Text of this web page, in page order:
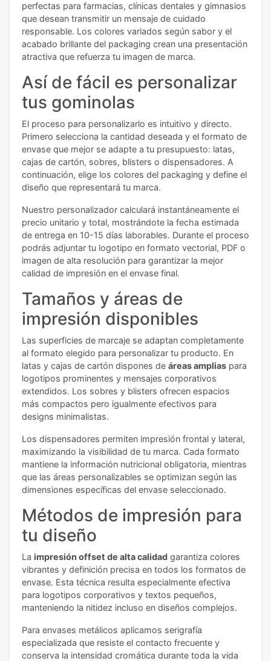
perfectas para farmacias, clínicas dentales y gimnasios
que desean transmitir un mensaje de cuidado
responsable. Los colores variados según sabor y el
acabado brillante del packaging crean una presentación
atractiva que refuerza tu imagen de marca.
Así de fácil es personalizar
tus gominolas
El proceso para personalizarlo es intuitivo y directo.
Primero selecciona la cantidad deseada y el formato de
envase que mejor se adapte a tu presupuesto: latas,
cajas de cartón, sobres, blisters o dispensadores. A
continuación, elige los colores del packaging y define el
diseño que representará tu marca.
Nuestro personalizador calculará instantáneamente el
precio unitario y total, mostrándote la fecha estimada
de entrega en 10-15 días laborables. Durante el proceso
podrás adjuntar tu logotipo en formato vectorial, PDF o
imagen de alta resolución para garantizar la mejor
calidad de impresión en el envase final.
Tamaños y áreas de
impresión disponibles
Las superficies de marcaje se adaptan completamente
al formato elegido para personalizar tu producto. En
latas y cajas de cartón dispones de áreas amplias para
logotipos prominentes y mensajes corporativos
extendidos. Los sobres y blisters ofrecen espacios
más compactos pero igualmente efectivos para
designs minimalistas.
Los dispensadores permiten impresión frontal y lateral,
maximizando la visibilidad de tu marca. Cada formato
mantiene la información nutricional obligatoria, mientras
que las áreas personalizables se optimizan según las
dimensiones específicas del envase seleccionado.
Métodos de impresión para
tu diseño
La impresión offset de alta calidad garantiza colores
vibrantes y definición precisa en todos los formatos de
envase. Esta técnica resulta especialmente efectiva
para logotipos corporativos y textos pequeños,
manteniendo la nitidez incluso en diseños complejos.
Para envases metálicos aplicamos serigrafía
especializada que resiste el contacto frecuente y
conserva la intensidad cromática durante toda la vida